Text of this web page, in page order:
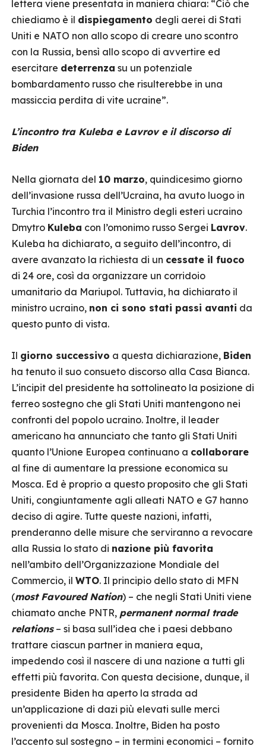
lettera viene presentata in maniera chiara: “Ciò che
chiediamo è il dispiegamento degli aerei di Stati
Uniti e NATO non allo scopo di creare uno scontro
con la Russia, bensì allo scopo di avvertire ed
esercitare deterrenza su un potenziale
bombardamento russo che risulterebbe in una
massiccia perdita di vite ucraine”.
L’incontro tra Kuleba e Lavrov e il discorso di
Biden
Nella giornata del 10 marzo, quindicesimo giorno
dell’invasione russa dell’Ucraina, ha avuto luogo in
Turchia l’incontro tra il Ministro degli esteri ucraino
Dmytro Kuleba con l’omonimo russo Sergei Lavrov.
Kuleba ha dichiarato, a seguito dell’incontro, di
avere avanzato la richiesta di un cessate il fuoco
di 24 ore, così da organizzare un corridoio
umanitario da Mariupol. Tuttavia, ha dichiarato il
ministro ucraino, non ci sono stati passi avanti da
questo punto di vista.
Il giorno successivo a questa dichiarazione, Biden
ha tenuto il suo consueto discorso alla Casa Bianca.
L’incipit del presidente ha sottolineato la posizione di
ferreo sostegno che gli Stati Uniti mantengono nei
confronti del popolo ucraino. Inoltre, il leader
americano ha annunciato che tanto gli Stati Uniti
quanto l’Unione Europea continuano a collaborare
al fine di aumentare la pressione economica su
Mosca. Ed è proprio a questo proposito che gli Stati
Uniti, congiuntamente agli alleati NATO e G7 hanno
deciso di agire. Tutte queste nazioni, infatti,
prenderanno delle misure che serviranno a revocare
alla Russia lo stato di nazione più favorita
nell’ambito dell’Organizzazione Mondiale del
Commercio, il WTO. Il principio dello stato di MFN
(most Favoured Nation) – che negli Stati Uniti viene
chiamato anche PNTR, permanent normal trade
relations– si basa sull’idea che i paesi debbano
trattare ciascun partner in maniera equa,
impedendo così il nascere di una nazione a tutti gli
effetti più favorita. Con questa decisione, dunque, il
presidente Biden ha aperto la strada ad
un’applicazione di dazi più elevati sulle merci
provenienti da Mosca. Inoltre, Biden ha posto
l’accento sul sostegno – in termini economici – fornito